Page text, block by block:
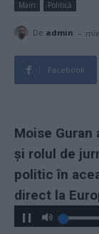
Main Politică
De admin -
Facebook
Moise Guran
și rolul de
politic în
direct la